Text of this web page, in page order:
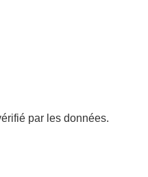
par les données.